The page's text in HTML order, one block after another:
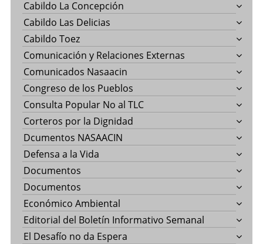
Cabildo La Concepción
Cabildo Las Delicias
Cabildo Toez
Comunicación y Relaciones Externas
Comunicados Nasaacin
Congreso de los Pueblos
Consulta Popular No al TLC
Corteros por la Dignidad
Dcumentos NASAACIN
Defensa a la Vida
Documentos
Documentos
Económico Ambiental
Editorial del Boletín Informativo Semanal
El Desafío no da Espera